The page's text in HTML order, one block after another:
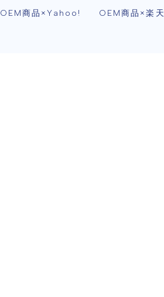
OEM商品×Yahoo! OEM商品×楽天